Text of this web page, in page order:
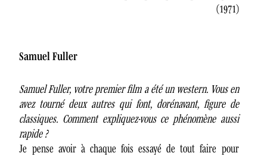
(1971)
Samuel Fuller
Samuel Fuller, votre premier film a été un western. Vous en
avez tourné deux autres qui font, dorénavant, figure de
classiques. Comment expliquez-vous ce phénomène aussi
rapide ?
Je pense avoir à chaque fois essayé de tout faire pour